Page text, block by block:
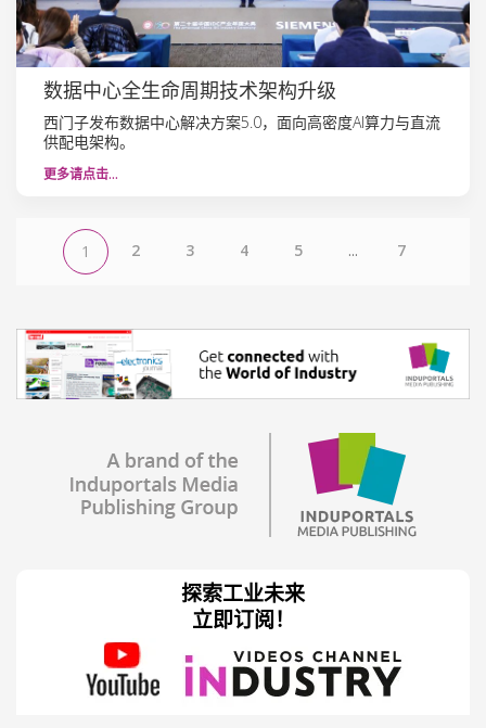
数据中心全生命周期技术架构升级
西门子发布数据中心解决方案5.0，面向高密度AI算力与直流
供配电架构。
更多请点击…
1 2 3 4 5 ... 7
探索工业未来
立即订阅！